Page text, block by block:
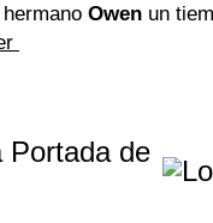
Owen un
Portada de